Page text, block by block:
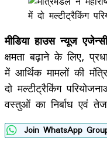
मीडिया हाउस न्यूज
क्षमता बढ़ाने के लिए,
में आर्थिक मामलों की
दो मल्टीट्रैकिंग
वस्तुओं का निर्बाध एवं
Join WhatsApp